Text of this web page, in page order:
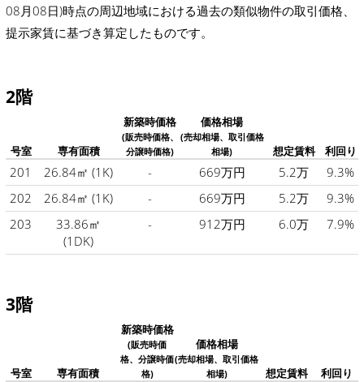
08月08日)時点の周辺地域における過去の類似物件の取引価格、
提示家賃に基づき算定したものです。
2階
号室 専有面積
新築時価格
(販売時価格、
分譲時価格)
価格相場
(売却相場、取引価格
相場)
想定賃料 利回り
201 26.84㎡ (1K) - 669万円 5.2万
9.3%
202
26.84㎡ (1K) - 669万円 5.2万
9.3%
203
33.86㎡
(1DK)
- 912万円 6.0万 7.9%
3階
号室 専有面積
新築時価格
(販売時価
格、分譲時価
格)
価格相場
(売却相場、取引価格
相場)
想定賃料 利回り